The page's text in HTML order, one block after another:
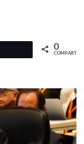
0
COMPARTIR